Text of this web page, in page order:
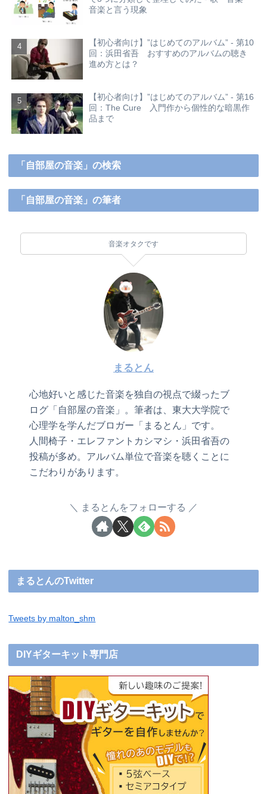
音楽と言う現象
【初心者向け】”はじめてのアルバム” - 第10
回：浜田省吾 おすすめのアルバムの聴き
進め方とは？
【初心者向け】”はじめてのアルバム” - 第16
回：The Cure 入門作から個性的な暗黒作
品まで
「自部屋の音楽」の検索
「自部屋の音楽」の筆者
音楽オタクです
まるとん
心地好いと感じた音楽を独自の視点で綴ったブ
ログ「自部屋の音楽」。筆者は、東大大学院で
心理学を学んだブロガー「まるとん」です。
人間椅子・エレファントカシマシ・浜田省吾の
投稿が多め。アルバム単位で音楽を聴くことに
こだわりがあります。
まるとんをフォローする
まるとんのTwitter
Tweets by malton_shm
DIYギターキット専門店